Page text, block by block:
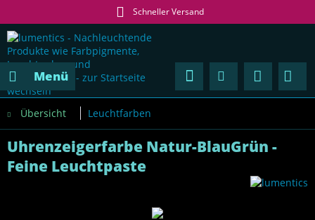
Schneller Versand
Menü
Übersicht Leuchtfarben
Uhrenzeigerfarbe Natur-BlauGrün -
Feine Leuchtpaste